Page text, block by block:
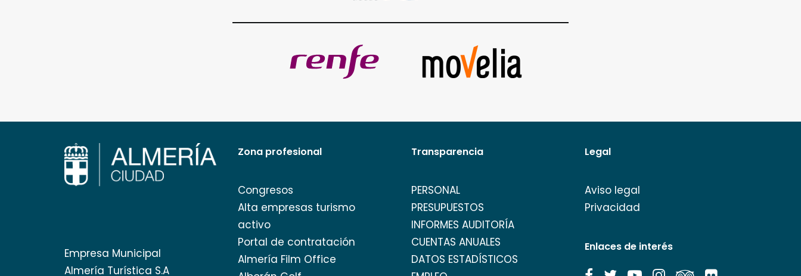
Empresa Municipal
Almería Turística S.A
Zona profesional
Congresos
Alta empresas turismo
activo
Portal de contratación
Almería Film Office
Transparencia
PERSONAL
PRESUPUESTOS
INFORMES AUDITORÍA
CUENTAS ANUALES
DATOS ESTADÍSTICOS
Legal
Aviso legal
Privacidad
Enlaces de interés